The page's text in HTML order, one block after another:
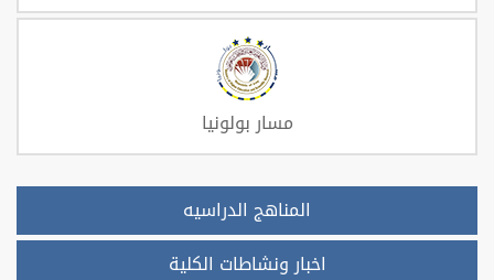
مسار بولونيا
المناهج الدراسيه
اخبار ونشاطات الكلية